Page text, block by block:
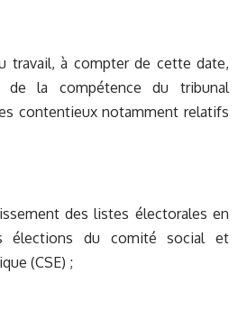
travail, à compter de cette date,
de la compétence du tribunal
contentieux notamment relatifs
des listes électorales en
élections du comité social et
(CSE) ;